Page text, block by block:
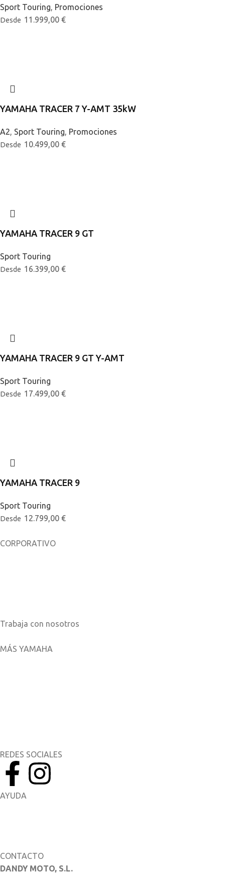
Sport Touring, Promociones
Desde 11.999,00 €
YAMAHA TRACER 7 Y-AMT 35kW
A2, Sport Touring, Promociones
Desde 10.499,00 €
YAMAHA TRACER 9 GT
Sport Touring
Desde 16.399,00 €
YAMAHA TRACER 9 GT Y-AMT
Sport Touring
Desde 17.499,00 €
YAMAHA TRACER 9
Sport Touring
Desde 12.799,00 €
CORPORATIVO
Trabaja con nosotros
MÁS YAMAHA
REDES SOCIALES
AYUDA
CONTACTO
DANDY MOTO, S.L.